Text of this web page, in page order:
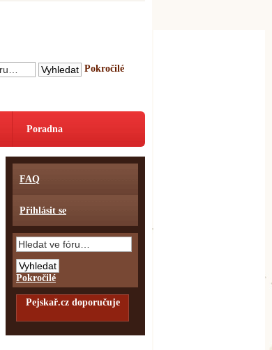
Pokročilé
Poradna
FAQ
Přihlásit se
Pokročilé
Pejskař.cz doporučuje